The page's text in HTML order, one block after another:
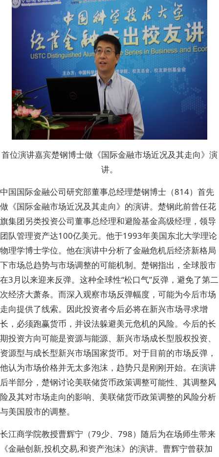
首位演讲嘉宾楚钢博士做《国际金融市场近况及其走向》演
讲。
中国国际金融公司研究部董事总经理楚钢博士（814）首先
做《国际金融市场近况及其走向》的演讲。楚钢此前曾任花
旗集团另类投资公司董事总经理和避险基金高级经理，领导
团队管理资产达100亿美元。他于1993年美国东北大学理论
物理学博士学位。他在演讲中分析了金融危机后经济新格局
下市场总趋势与市场调整的可能机制。楚钢指出，全球股市
在3月以来迎来反弹。这种全球性“松口气”反弹，避免了第二
次经济大萧条。而深入观察市场反弹幅度，可能为今后市场
走向提供了线索。因此投资者今后必将在新兴市场寻求增
长，必须跑赢货币，并设法躲避美元危机的风险。今后的长
期投资方向可能是资源与能源、新兴市场成长型股权投资、
资源型与成长型新兴市场国家货币。对于目前的市场反弹，
他认为市场价格并无太多泡沫，趋势只是刚刚开始。在演讲
后半部分，楚钢讨论美联储货币政策调整可能性、其调整风
险及其对市场走向的影响、美联储货币政策调整的风险分析
与美国股市的调整。
长江商学院教授曹辉宁（79少、798）随后为在场师生带来
《金融创新,投机交易,和资产泡沫》的演讲。曹辉宁曾获加